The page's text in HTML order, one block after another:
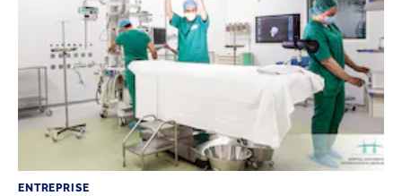
ENTREPRISE